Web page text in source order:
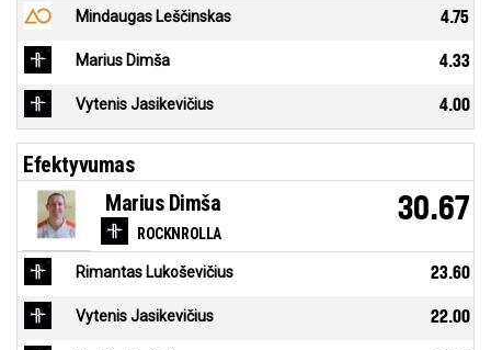
Mindaugas Leščinskas 4.75
Marius Dimša 4.33
Vytenis Jasikevičius 4.00
Efektyvumas
ROCKNROLLA
Marius Dimša 30.67
Rimantas Lukoševičius 23.60
Vytenis Jasikevičius 22.00